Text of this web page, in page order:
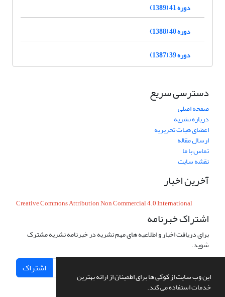
این وب سایت از کوکی ها برای اطمینان از ارائه بهترین
خدمات استفاده می کند.
دوره 41 (1389)
دوره 40 (1388)
دوره 39 (1387)
دسترسی سریع
صفحه اصلی
درباره نشریه
اعضای هیات تحریریه
ارسال مقاله
تماس با ما
نقشه سایت
آخرین اخبار
Creative Commons Attribution Non Commercial 4.0 International
اشتراک خبرنامه
برای دریافت اخبار و اطلاعیه های مهم نشریه در خبرنامه نشریه مشترک
شوید.
اشتراک